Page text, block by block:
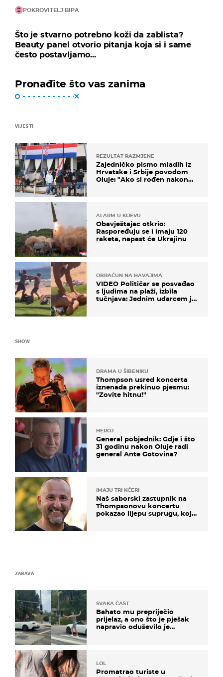
POKROVITELJ BIPA
Što je stvarno potrebno koži da zablista?
Beauty panel otvorio pitanja koja si i same
često postavljamo...
Pronađite što vas zanima
VIJESTI
REZULTAT RAZMJENE
Zajedničko pismo mladih iz
Hrvatske i Srbije povodom
Oluje: "Ako si rođen nakon
ALARM U KIJEVU
Obavještajac otkrio:
Raspoređuju se i imaju 120
raketa, napast će Ukrajinu
OBRAČUN NA HAVAJIMA
VIDEO Političar se posvađao
s ljudima na plaži, izbila
tučnjava: Jednim udarcem je
SHOW
DRAMA U ŠIBENIKU
Thompson usred koncerta
iznenada prekinuo pjesmu:
"Zovite hitnu!"
HEROJ
General pobjednik: Gdje i što
31 godinu nakon Oluje radi
general Ante Gotovina?
IMAJU TRI KĆERI
Naš saborski zastupnik na
Thompsonovu koncertu
pokazao lijepu suprugu, koja
ZABAVA
SVAKA ČAST
Bahato mu prepriječio
prijelaz, a ono što je pješak
napravio oduševilo je
LOL
Promatrao turiste u